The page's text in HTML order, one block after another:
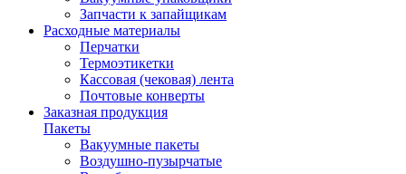
Запчасти к запайщикам
Расходные материалы
Перчатки
Термоэтикетки
Кассовая (чековая) лента
Почтовые конверты
Заказная продукция
Пакеты
Вакуумные пакеты
Воздушно-пузырчатые